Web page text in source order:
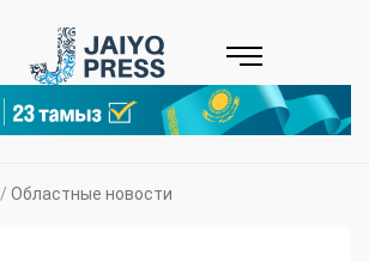
/ Областные новости